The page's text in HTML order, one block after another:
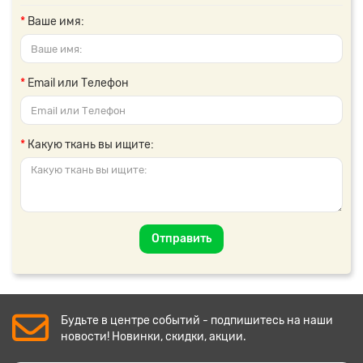
Ваше имя:
Email или Телефон
Какую ткань вы ищите:
Отправить
Будьте в центре событий - подпишитесь на наши
новости! Новинки, скидки, акции.